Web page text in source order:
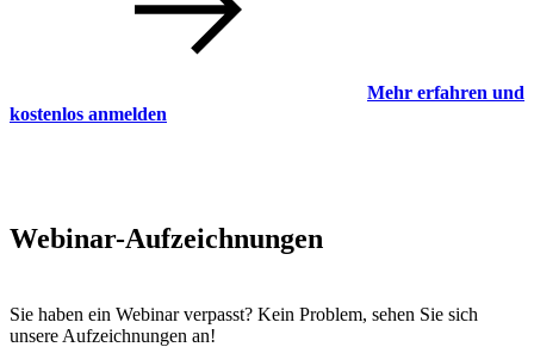
Mehr erfahren und
kostenlos anmelden
Webinar-Aufzeichnungen
Sie haben ein Webinar verpasst? Kein Problem, sehen Sie sich
unsere Aufzeichnungen an!